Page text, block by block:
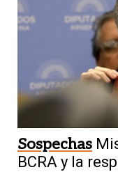
Sospechas
BCRA y la